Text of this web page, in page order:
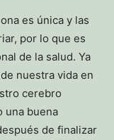
es única y las
por lo que es
de la salud. Ya
nuestra vida en
cerebro
una buena
de finalizar